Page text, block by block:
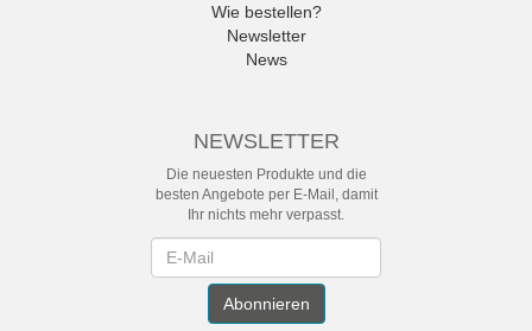
Wie bestellen?
Newsletter
News
NEWSLETTER
Die neuesten Produkte und die
besten Angebote per E-Mail, damit
Ihr nichts mehr verpasst.
Abonnieren